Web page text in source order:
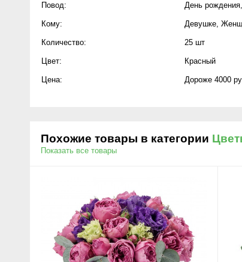
Повод: День рождения,
Кому: Девушке,
Количество: 25 шт
Цвет: Красный
Цена: Дороже 4000
Похожие товары в категории
Показать все товары